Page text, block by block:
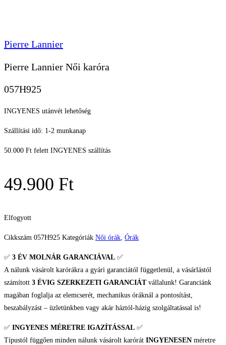
Pierre Lannier
Pierre Lannier Női karóra
057H925
INGYENES utánvét lehetőség
Szállítási idő: 1-2 munkanap
50.000 Ft felett INGYENES szállítás
49.900 Ft
Elfogyott
Cikkszám 057H925 Kategóriák Női órák, Órák
✅ 3 ÉV MOLNÁR GARANCIÁVAL ✅
A nálunk vásárolt karórákra a gyári garanciától függetlenül, a vásárlástól
számított 3 ÉVIG SZERKEZETI GARANCIÁTvállalunk! Garanciánk
magában foglalja az elemcserét, mechanikus óráknál a pontosítást,
beszabályzást – üzletünkben vagy akár háztól-házig szolgáltatással is!
✅ INGYENES MÉRETRE IGAZÍTÁSSAL ✅
Típustól függően minden nálunk vásárolt karórát INGYENESEN méretre